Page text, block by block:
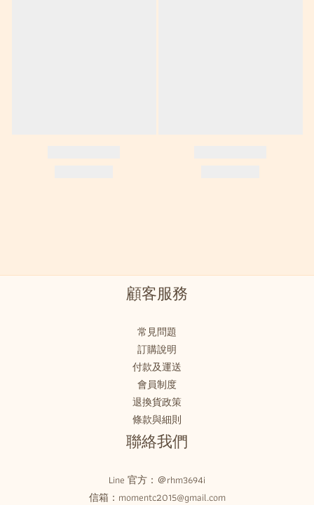
顧客服務
常見問題
訂購說明
付款及運送
會員制度
退換貨政策
條款與細則
聯絡我們
Line 官方： ＠rhm3694i
信箱：momentc2015@gmail.com